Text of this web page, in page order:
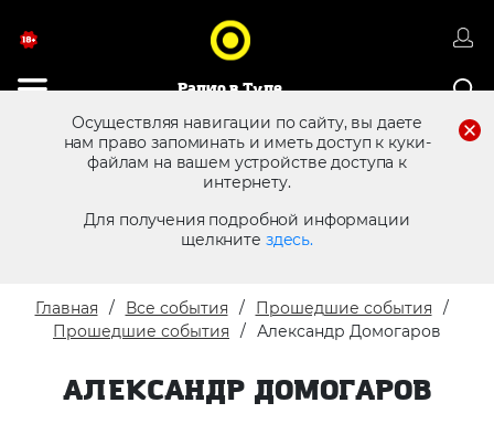
Радио в Туле
Осуществляя навигации по сайту, вы даете
нам право запоминать и иметь доступ к куки-
файлам на вашем устройстве доступа к
интернету.
Для получения подробной информации
щелкните здесь.
8 (4872) 250 470 Реклама в эфире
Главная Все события
Прошедшие события
Прошедшие события
Александр Домогаров
АЛЕКСАНДР ДОМОГАРОВ